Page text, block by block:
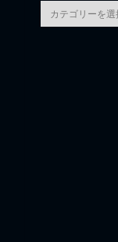
category